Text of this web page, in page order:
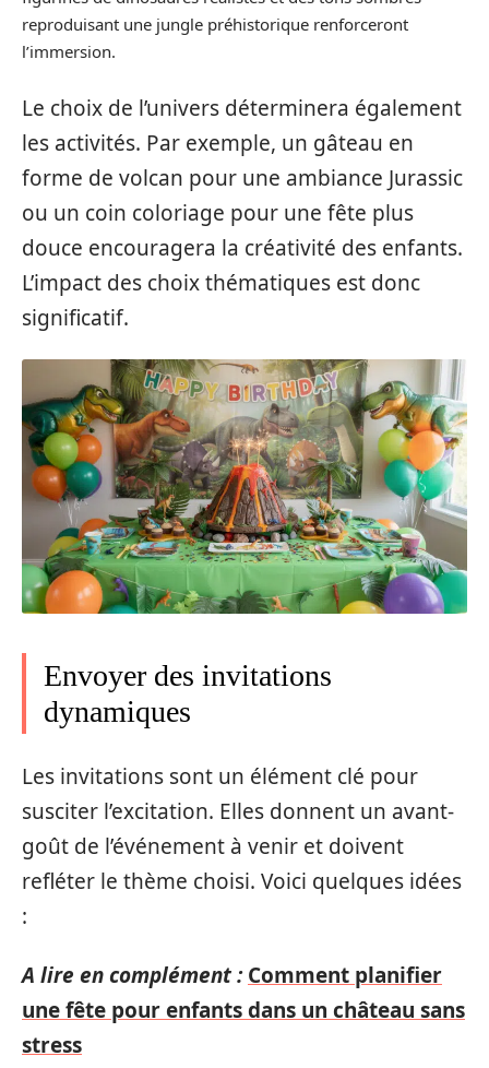
reproduisant une jungle préhistorique renforceront
l’immersion.
Le choix de l’univers déterminera également
les activités. Par exemple, un gâteau en
forme de volcan pour une ambiance Jurassic
ou un coin coloriage pour une fête plus
douce encouragera la créativité des enfants.
L’impact des choix thématiques est donc
significatif.
Envoyer des invitations
dynamiques
Les invitations sont un élément clé pour
susciter l’excitation. Elles donnent un avant-
goût de l’événement à venir et doivent
refléter le thème choisi. Voici quelques idées
:
A lire en complément : Comment planifier
une fête pour enfants dans un château sans
stress